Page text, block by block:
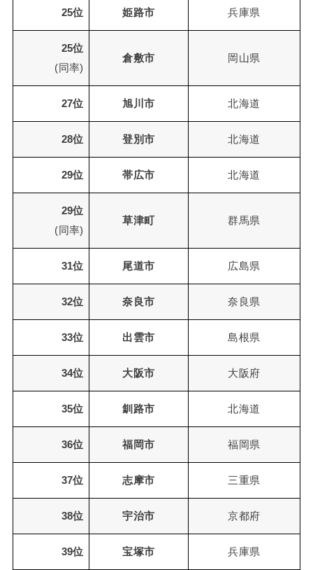
25位 姫路市 兵庫県
25位
(同率)
倉敷市 岡山県
27位 旭川市 北海道
28位 登別市 北海道
29位 帯広市 北海道
29位
(同率)
草津町 群馬県
31位 尾道市 広島県
32位 奈良市 奈良県
33位 出雲市 島根県
34位 大阪市 大阪府
35位 釧路市 北海道
36位 福岡市 福岡県
37位 志摩市 三重県
38位 宇治市 京都府
39位 宝塚市 兵庫県